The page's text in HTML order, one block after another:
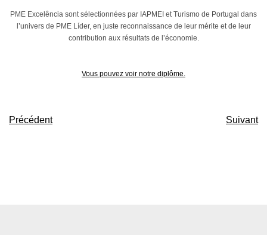
PME Excelência sont sélectionnées par IAPMEI et Turismo de Portugal dans
l’univers de PME Líder, en juste reconnaissance de leur mérite et de leur
contribution aux résultats de l’économie.
Vous pouvez voir notre diplôme.
Précédent Suivant